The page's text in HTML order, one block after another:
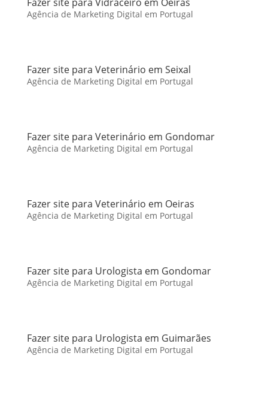
Agência de Marketing Digital em Portugal
Fazer site para Veterinário em Seixal
Agência de Marketing Digital em Portugal
Fazer site para Veterinário em Gondomar
Agência de Marketing Digital em Portugal
Fazer site para Veterinário em Oeiras
Agência de Marketing Digital em Portugal
Fazer site para Urologista em Gondomar
Agência de Marketing Digital em Portugal
Fazer site para Urologista em Guimarães
Agência de Marketing Digital em Portugal